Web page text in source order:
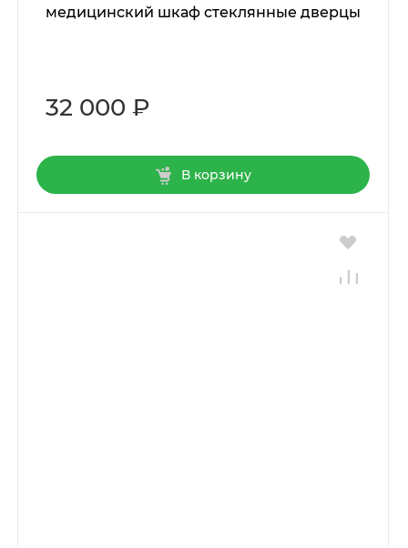
медицинский шкаф стеклянные дверцы
32 000 ₽
В корзину